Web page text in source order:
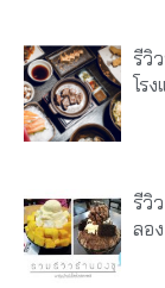
รีวิ
โร
รีวิ
ลอง